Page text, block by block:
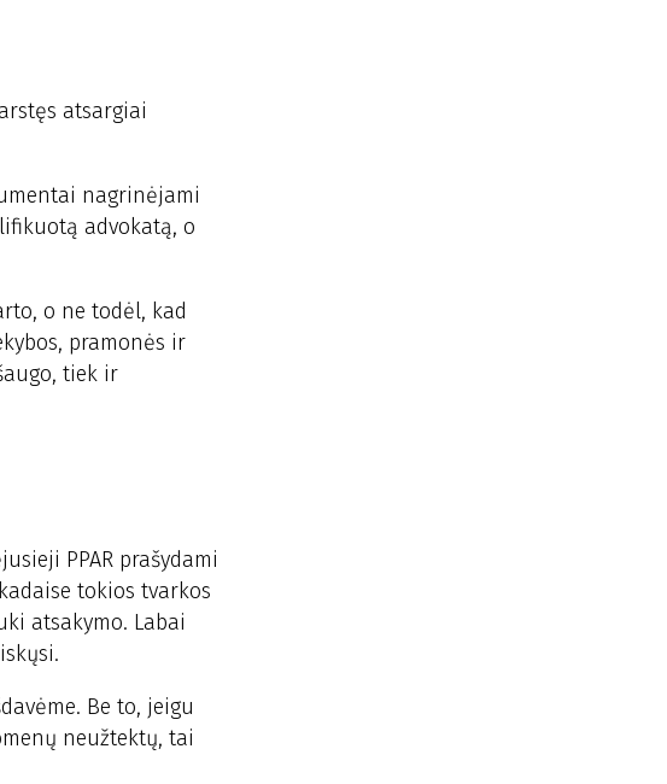
atsargiai
nagrinėjami
advokatą, o
o ne todėl, kad
pramonės ir
tiek ir
PPAR prašydami
tokios tvarkos
atsakymo. Labai
Be to, jeigu
neužtektų, tai